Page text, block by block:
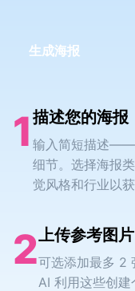
生成海报
1 描述您的海报
输入简短描述——
细节。选择海报
觉风格和行业以获
2上传参考图片
可选添加最多 2
AI 利用这些创